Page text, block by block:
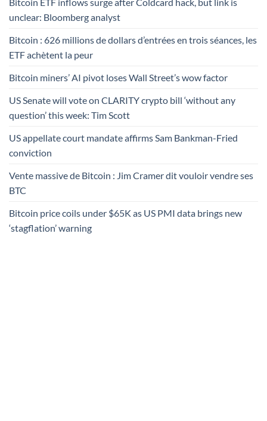
Bitcoin ETF inflows surge after Coldcard hack, but link is
unclear: Bloomberg analyst
Bitcoin : 626 millions de dollars d’entrées en trois séances, les
ETF achètent la peur
Bitcoin miners’ AI pivot loses Wall Street’s wow factor
US Senate will vote on CLARITY crypto bill ‘without any
question’ this week: Tim Scott
US appellate court mandate affirms Sam Bankman-Fried
conviction
Vente massive de Bitcoin : Jim Cramer dit vouloir vendre ses
BTC
Bitcoin price coils under $65K as US PMI data brings new
‘stagflation’ warning